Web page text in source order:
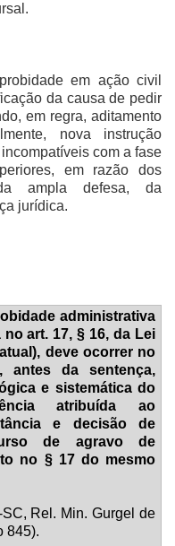
em ação civil
da causa de pedir
em regra, aditamento
nova instrução
com a fase
em razão dos
ampla defesa, da
jurídica.
administrativa
art. 17, § 16, da Lei
deve ocorrer no
antes da sentença,
e sistemática do
atribuída ao
e decisão de
de agravo de
no § 17 do mesmo
Rel. Min. Gurgel de
845).